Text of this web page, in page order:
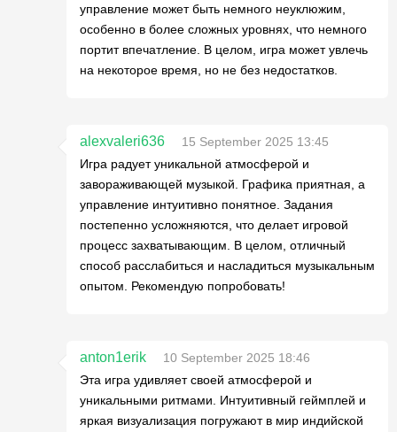
управление может быть немного неуклюжим,
особенно в более сложных уровнях, что немного
портит впечатление. В целом, игра может увлечь
на некоторое время, но не без недостатков.
alexvaleri636
15 September 2025 13:45
Игра радует уникальной атмосферой и
завораживающей музыкой. Графика приятная, а
управление интуитивно понятное. Задания
постепенно усложняются, что делает игровой
процесс захватывающим. В целом, отличный
способ расслабиться и насладиться музыкальным
опытом. Рекомендую попробовать!
anton1erik
10 September 2025 18:46
Эта игра удивляет своей атмосферой и
уникальными ритмами. Интуитивный геймплей и
яркая визуализация погружают в мир индийской